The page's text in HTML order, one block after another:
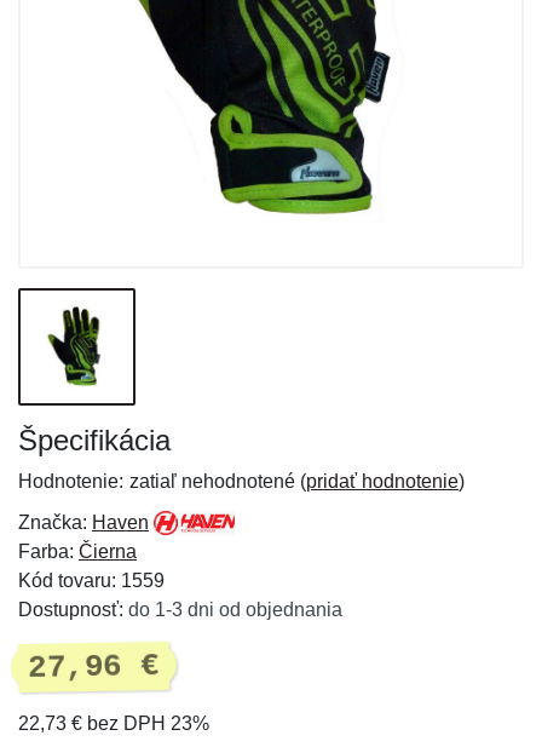
Špecifikácia
Hodnotenie: zatiaľ nehodnotené (pridať hodnotenie)
Značka: Haven
Farba: Čierna
Kód tovaru: 1559
Dostupnosť: do 1-3 dni od objednania
27,96 €
22,73 € bez DPH 23%